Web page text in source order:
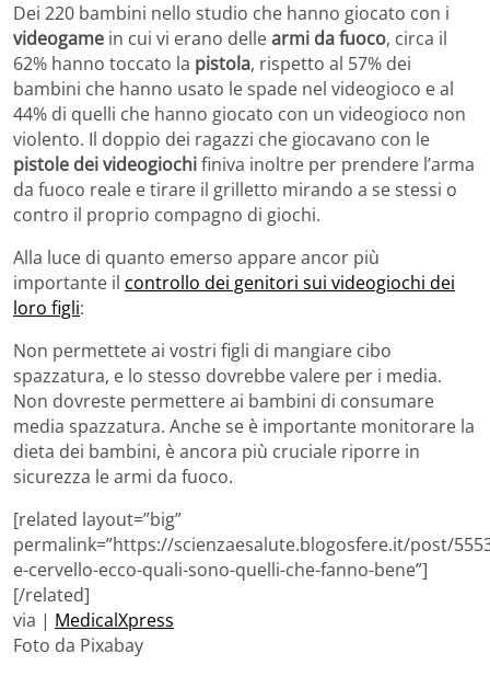
Dei 220 bambini nello studio che hanno giocato con i
videogame in cui vi erano dellearmi da fuoco, circa il
62% hanno toccato la pistola, rispetto al 57% dei
bambini che hanno usato le spade nel videogioco e al
44% di quelli che hanno giocato con un videogioco non
violento. Il doppio dei ragazzi che giocavano con le
pistole dei videogiochifiniva inoltre per prendere l’arma
da fuoco reale e tirare il grilletto mirando a se stessi o
contro il proprio compagno di giochi.
Alla luce di quanto emerso appare ancor più
importante il controllo dei genitori sui videogiochi dei
loro figli:
Non permettete ai vostri figli di mangiare cibo
spazzatura, e lo stesso dovrebbe valere per i media.
Non dovreste permettere ai bambini di consumare
media spazzatura. Anche se è importante monitorare la
dieta dei bambini, è ancora più cruciale riporre in
sicurezza le armi da fuoco.
[related layout=”big”
permalink=”https://scienzaesalute.blogosfere.it/post/
e-cervello-ecco-quali-sono-quelli-che-fanno-bene”]
[/related]
via | MedicalXpress
Foto da Pixabay